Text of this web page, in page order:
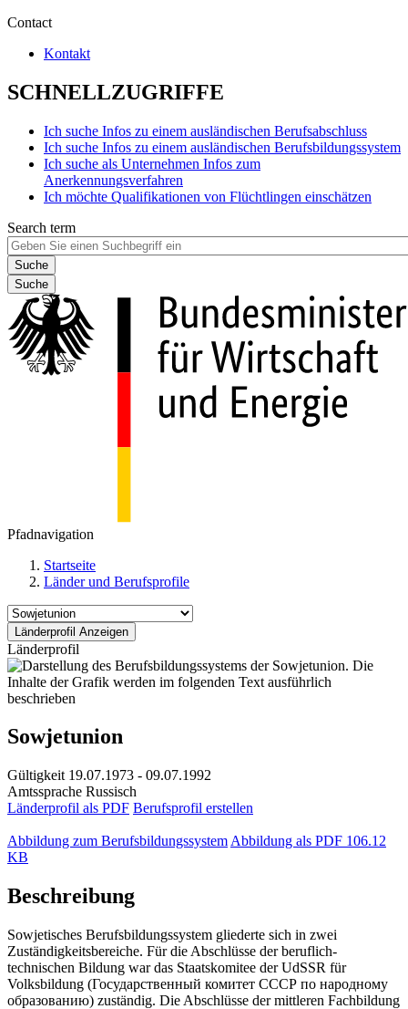
Contact
Kontakt
SCHNELLZUGRIFFE
Ich suche Infos zu einem ausländischen Berufsabschluss
Ich suche Infos zu einem ausländischen Berufsbildungssystem
Ich suche als Unternehmen Infos zum
Anerkennungsverfahren
Ich möchte Qualifikationen von Flüchtlingen einschätzen
Search term
Suche
Pfadnavigation
Startseite
Länder und Berufsprofile
Länderprofil
Sowjetunion
Gültigkeit 19.07.1973 - 09.07.1992
Amtssprache Russisch
Länderprofil als PDF Berufsprofil erstellen
Abbildung zum Berufsbildungssystem Abbildung als PDF 106.12
KB
Beschreibung
Sowjetisches Berufsbildungssystem gliederte sich in zwei
Zuständigkeitsbereiche. Für die Abschlüsse der beruflich-
technischen Bildung war das Staatskomitee der UdSSR für
Volksbildung (Государственный комитет СССР по народному
образованию) zuständig. Die Abschlüsse der mittleren Fachbildung